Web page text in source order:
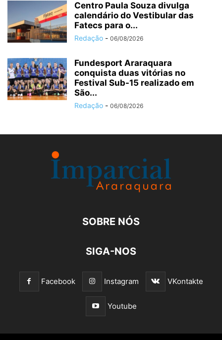
Centro Paula Souza divulga
calendário do Vestibular das
Fatecs para o...
Redação - 06/08/2026
Fundesport Araraquara
conquista duas vitórias no
Festival Sub-15 realizado em
São...
Redação - 06/08/2026
SOBRE NÓS
SIGA-NOS
Facebook Instagram VKontakte
Youtube